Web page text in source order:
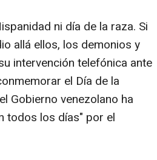
ni día de la raza. Si
allá ellos, los demonios y
intervención telefónica ante
el Día de la
Gobierno venezolano ha
todos los días" por el